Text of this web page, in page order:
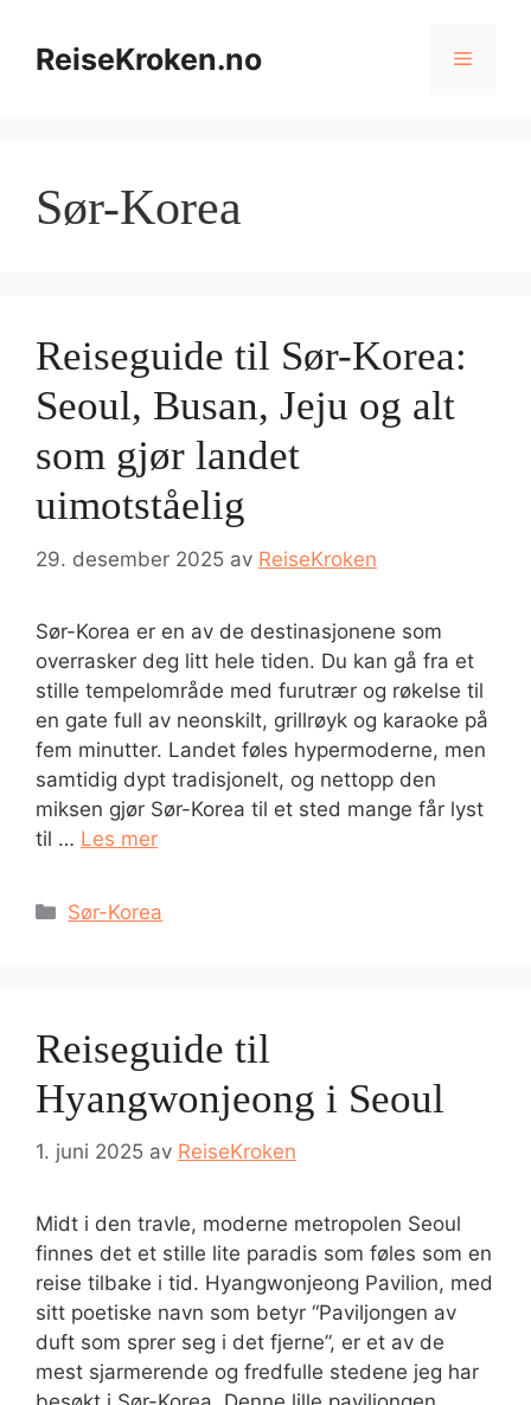
innholdReiseKroken.no Meny
Sør-Korea
Reiseguide til Sør-Korea:
Seoul, Busan, Jeju og alt
som gjør landet
uimotståelig
29. desember 2025 av ReiseKroken
Sør-Korea er en av de destinasjonene som
overrasker deg litt hele tiden. Du kan gå fra et
stille tempelområde med furutrær og røkelse til
en gate full av neonskilt, grillrøyk og karaoke på
fem minutter. Landet føles hypermoderne, men
samtidig dypt tradisjonelt, og nettopp den
miksen gjør Sør-Korea til et sted mange får lyst
til … Les mer
Kategorier
Sør-Korea
Reiseguide til
Hyangwonjeong i Seoul
1. juni 2025 av ReiseKroken
Midt i den travle, moderne metropolen Seoul
finnes det et stille lite paradis som føles som en
reise tilbake i tid. Hyangwonjeong Pavilion, med
sitt poetiske navn som betyr “Paviljongen av
duft som sprer seg i det fjerne”, er et av de
mest sjarmerende og fredfulle stedene jeg har